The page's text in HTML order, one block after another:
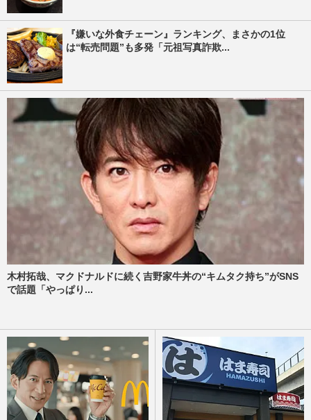
『嫌いな外食チェーン』ランキング、まさかの1位
は“転売問題”も多発「元祖写真詐欺...
木村拓哉、マクドナルドに続く吉野家牛丼の“キムタク持ち”がSNS
で話題「やっぱり...